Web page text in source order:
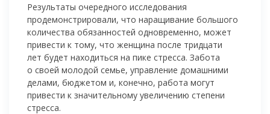
Результаты очередного исследования
продемонстрировали, что наращивание большого
количества обязанностей одновременно, может
привести к тому, что женщина после тридцати
лет будет находиться на пике стресса. Забота
о своей молодой семье, управление домашними
делами, бюджетом и, конечно, работа могут
привести к значительному увеличению степени
стресса.